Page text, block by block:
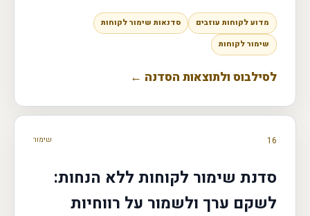
מדוע לקוחות עוזבים
סדנאות שימור לקוחות
שימור לקוחות
לסילבוס ולתוצאות הסדנה ←
16 שימור
סדנת שימור לקוחות ללא הנחות:
לשקם ערך ולשמור על רווחיות